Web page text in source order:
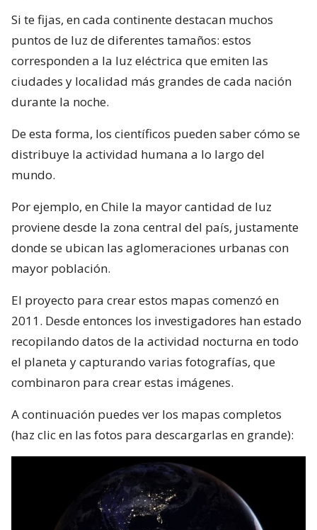
Si te fijas, en cada continente destacan muchos
puntos de luz de diferentes tamaños: estos
corresponden a la luz eléctrica que emiten las
ciudades y localidad más grandes de cada nación
durante la noche.
De esta forma, los científicos pueden saber cómo se
distribuye la actividad humana a lo largo del
mundo.
Por ejemplo, en Chile la mayor cantidad de luz
proviene desde la zona central del país, justamente
donde se ubican las aglomeraciones urbanas con
mayor población.
El proyecto para crear estos mapas comenzó en
2011. Desde entonces los investigadores han estado
recopilando datos de la actividad nocturna en todo
el planeta y capturando varias fotografías, que
combinaron para crear estas imágenes.
A continuación puedes ver los mapas completos
(haz clic en las fotos para descargarlas en grande):